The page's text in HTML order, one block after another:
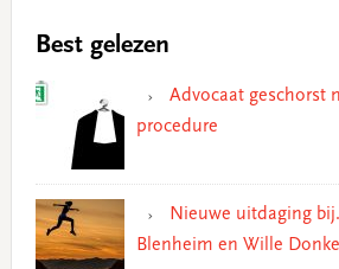
Best gelezen
Advocaat geschorst
procedure
Nieuwe uitdaging
Blenheim en Wille